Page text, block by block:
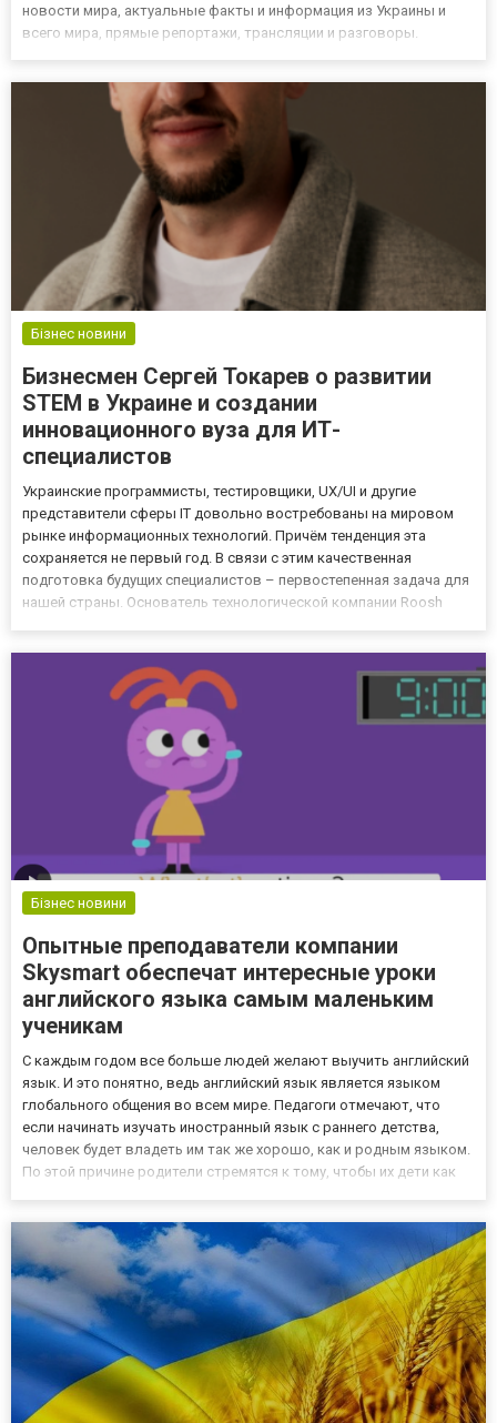
новости мира, актуальные факты и информация из Украины и
всего мира, прямые репортажи, трансляции и разговоры.
принимаемых национальными...
Бізнес новини
Бизнесмен Сергей Токарев о развитии
STEM в Украине и создании
инновационного вуза для ИТ-
специалистов
Украинские программисты, тестировщики, UX/UI и другие
представители сферы IT довольно востребованы на мировом
рынке информационных технологий. Причём тенденция эта
сохраняется не первый год. В связи с этим качественная
подготовка будущих специалистов – первостепенная задача для
нашей страны. Основатель технологической компании Roosh
Бізнес новини
Опытные преподаватели компании
Skysmart обеспечат интересные уроки
английского языка самым маленьким
ученикам
С каждым годом все больше людей желают выучить английский
язык. И это понятно, ведь английский язык является языком
глобального общения во всем мире. Педагоги отмечают, что
если начинать изучать иностранный язык с раннего детства,
человек будет владеть им так же хорошо, как и родным языком.
По этой причине родители стремятся к тому, чтобы их дети как